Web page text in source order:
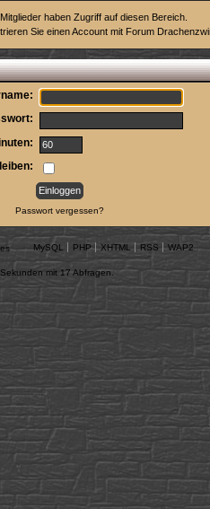
haben Zugriff auf diesen Bereich.
Sie einen Account mit Forum
Passwort vergessen?
MySQL PHP XHTML RSS WAP2
mit 17 Abfragen.